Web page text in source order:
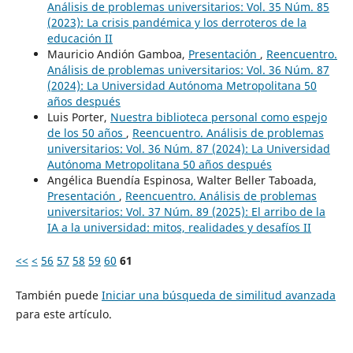
Análisis de problemas universitarios: Vol. 35 Núm. 85
(2023): La crisis pandémica y los derroteros de la
educación II
Mauricio Andión Gamboa, Presentación , Reencuentro.
Análisis de problemas universitarios: Vol. 36 Núm. 87
(2024): La Universidad Autónoma Metropolitana 50
años después
Luis Porter, Nuestra biblioteca personal como espejo
de los 50 años , Reencuentro. Análisis de problemas
universitarios: Vol. 36 Núm. 87 (2024): La Universidad
Autónoma Metropolitana 50 años después
Angélica Buendía Espinosa, Walter Beller Taboada,
Presentación , Reencuentro. Análisis de problemas
universitarios: Vol. 37 Núm. 89 (2025): El arribo de la
IA a la universidad: mitos, realidades y desafíos II
<< < 56 57 58 59 60 61
También puede Iniciar una búsqueda de similitud avanzada
para este artículo.